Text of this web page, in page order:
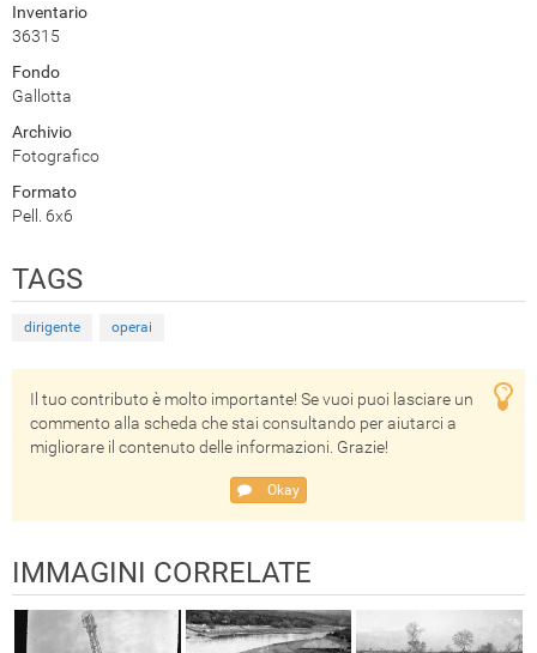
Inventario
36315
Fondo
Gallotta
Archivio
Fotografico
Formato
Pell. 6x6
TAGS
dirigente operai
Il tuo contributo è molto importante! Se vuoi puoi lasciare un
commento alla scheda che stai consultando per aiutarci a
migliorare il contenuto delle informazioni. Grazie!
Okay
IMMAGINI CORRELATE